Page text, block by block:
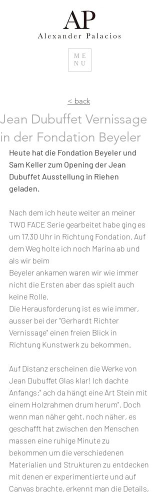
ME
NU
< back
Jean Dubuffet Vernissage
in der Fondation Beyeler
Heute hat die Fondation Beyeler und
Sam Keller zum Opening der Jean
Dubuffet Ausstellung in Riehen
geladen.
Nach dem ich heute weiter an meiner
TWO FACE Serie gearbeitet habe ging es
um 17.30 Uhr in Richtung Fondation. Auf
dem Weg holte ich noch Marina ab und
als wir beim
Beyeler ankamen waren wir wie immer
nicht die Ersten aber das spielt auch
keine Rolle.
Die Herausforderung ist es wie immer,
ausser bei der "Gerhardt Richter
Vernissage" einen freien Blick in
Richtung Kunstwerk zu bekommen.
Auf Distanz erscheinen die Werke von
Jean Dubuffet Glas klar! Ich dachte
Anfangs:" ach da hängt eine Art Stein mit
einem Holzrahmen drum herum". Doch
wenn man näher geht, noch näher, es
geschafft hat zwischen den Menschen
massen eine ruhige Minute zu
bekommen um die verschiedenen
Materialien und Strukturen zu entdecken
mit denen er experimentierte und auf
Canvas brachte, erkennt man die Details,